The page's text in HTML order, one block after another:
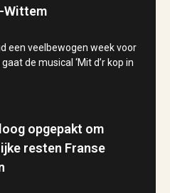
Wittem
een veelbewogen week voor
de musical ‘Mit d’r kop in
opgepakt om
resten Franse